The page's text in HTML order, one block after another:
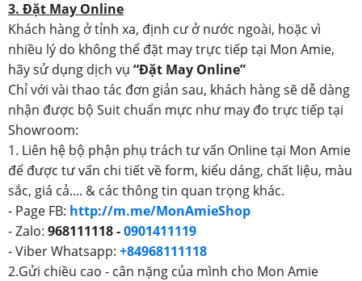
3. Đặt May Online
Khách hàng ở tỉnh xa, định cư ở nước ngoài, hoặc vì
nhiều lý do không thể đặt may trực tiếp tại Mon Amie,
hãy sử dụng dịch vụ “Đặt May Online”
Chỉ với vài thao tác đơn giản sau, khách hàng sẽ dễ dàng
nhận được bộ Suit chuẩn mực như may đo trực tiếp tại
Showroom:
1. Liên hệ bộ phận phụ trách tư vấn Online tại Mon Amie
để được tư vấn chi tiết về form, kiểu dáng, chất liệu, màu
sắc, giá cả.... & các thông tin quan trọng khác.
- Page FB: http://m.me/MonAmieShop
- Zalo: 968111118 -0901411119
- Viber Whatsapp: +84968111118
2.Gửi chiều cao - cân nặng của mình cho Mon Amie